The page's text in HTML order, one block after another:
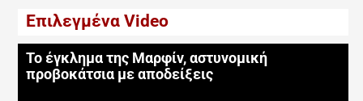
Επιλεγμένα Video
Το έγκλημα της Μαρφίν, αστυνομική
προβοκάτσια με αποδείξεις